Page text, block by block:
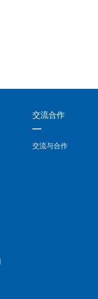
交流合作
—
交流与合作